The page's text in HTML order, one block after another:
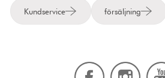
Kundservice försäljning